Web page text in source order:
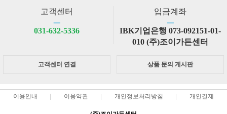
고객센터
ㅡ
031-632-5336
입금계좌
ㅡ
IBK기업은행 073-092151-01-
010 (주)조이가든센터
고객센터 연결 상품 문의 게시판
이용안내 이용약관 개인정보처리방침 개인결제